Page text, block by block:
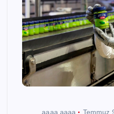
aaaa aaaa Temmuz